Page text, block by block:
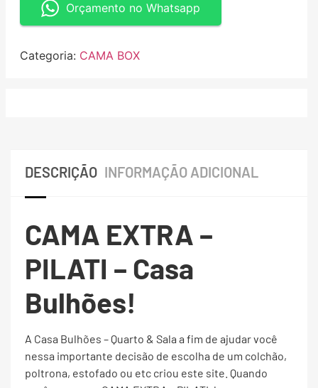
Orçamento no Whatsapp
Categoria: CAMA BOX
DESCRIÇÃO INFORMAÇÃO ADICIONAL
CAMA EXTRA –
PILATI – Casa
Bulhões!
A Casa Bulhões – Quarto & Sala a fim de ajudar você
nessa importante decisão de escolha de um colchão,
poltrona, estofado ou etc criou este site. Quando